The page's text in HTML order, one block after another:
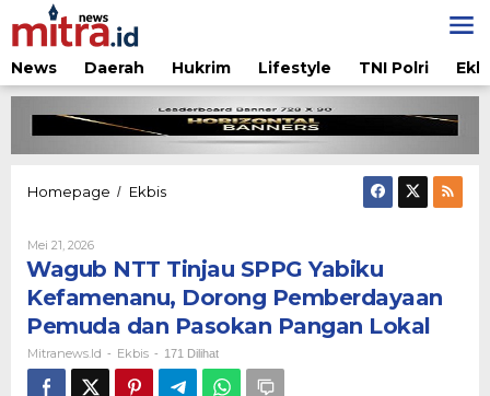
Lewati
ke
konten
News
Daerah Hukrim Lifestyle TNI Polri
Homepage / EkbisWagub
Yabiku
Kefamenanu,
Dorong
Pemberdayaan
Pemuda
dan
Pasokan
Mei 21, 2026Oleh
Mitranews.id
Wagub NTT Tinjau SPPG Yabiku
Kefamenanu, Dorong Pemberdayaan
Pemuda dan Pasokan Pangan Lokal
Mitranews.id - Ekbis - 171 Dilihat